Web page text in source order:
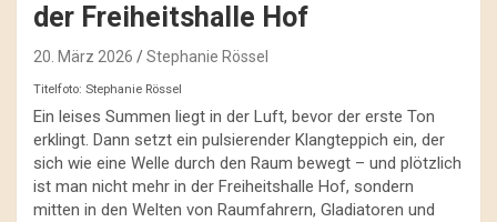
der Freiheitshalle Hof
20. März 2026 Stephanie Rössel
Titelfoto: Stephanie Rössel
Ein leises Summen liegt in der Luft, bevor der erste Ton
erklingt. Dann setzt ein pulsierender Klangteppich ein, der
sich wie eine Welle durch den Raum bewegt – und plötzlich
ist man nicht mehr in der Freiheitshalle Hof, sondern
mitten in den Welten von Raumfahrern, Gladiatoren und